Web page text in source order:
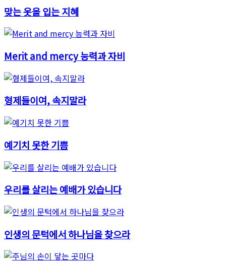
맞는 옷을 입는 지혜
Merit and mercy 능력과 자비
형제들이여, 속지말라
예기치 못한 기쁨
우리를 살리는 예배가 있습니다
인생의 문턱에서 하나님을 찾으라